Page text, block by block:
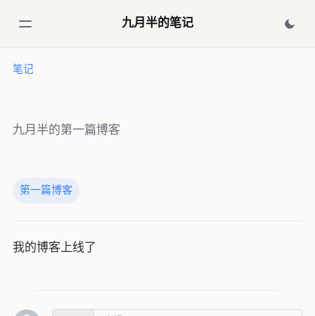
九月半的笔记
笔记
九月半的第一篇博客
第一篇博客
我的博客上线了